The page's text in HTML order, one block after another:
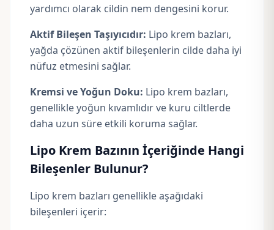
yardımcı olarak cildin nem dengesini korur.
Aktif Bileşen Taşıyıcıdır: Lipo krem bazları,
yağda çözünen aktif bileşenlerin cilde daha iyi
nüfuz etmesini sağlar.
Kremsi ve Yoğun Doku: Lipo krem bazları,
genellikle yoğun kıvamlıdır ve kuru ciltlerde
daha uzun süre etkili koruma sağlar.
Lipo Krem Bazının İçeriğinde Hangi
Bileşenler Bulunur?
Lipo krem bazları genellikle aşağıdaki
bileşenleri içerir: